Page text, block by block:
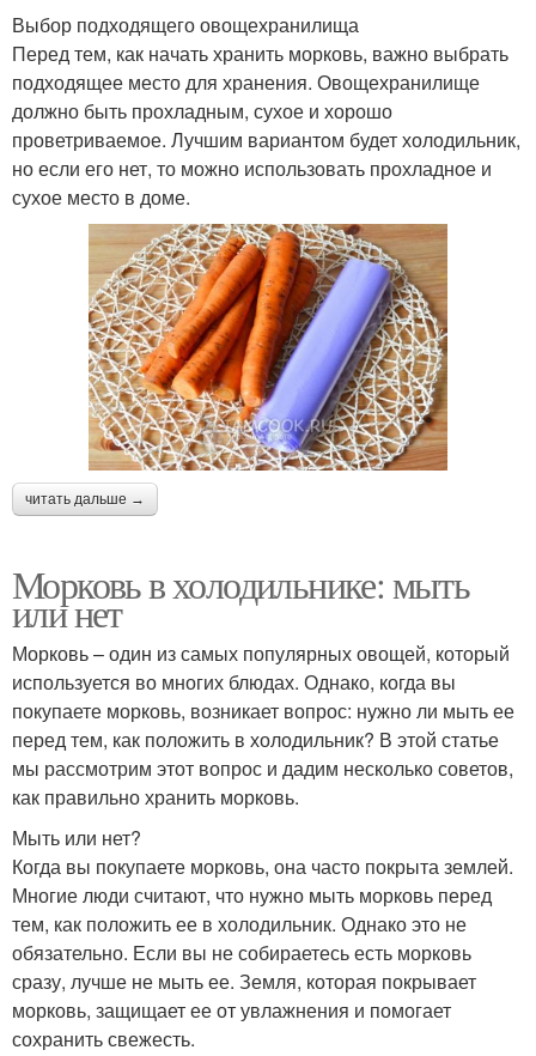
Выбор подходящего овощехранилища
Перед тем, как начать хранить морковь, важно выбрать
подходящее место для хранения. Овощехранилище
должно быть прохладным, сухое и хорошо
проветриваемое. Лучшим вариантом будет холодильник,
но если его нет, то можно использовать прохладное и
сухое место в доме.
читать дальше →
Морковь в холодильнике: мыть
или нет
Морковь – один из самых популярных овощей, который
используется во многих блюдах. Однако, когда вы
покупаете морковь, возникает вопрос: нужно ли мыть ее
перед тем, как положить в холодильник? В этой статье
мы рассмотрим этот вопрос и дадим несколько советов,
как правильно хранить морковь.
Мыть или нет?
Когда вы покупаете морковь, она часто покрыта землей.
Многие люди считают, что нужно мыть морковь перед
тем, как положить ее в холодильник. Однако это не
обязательно. Если вы не собираетесь есть морковь
сразу, лучше не мыть ее. Земля, которая покрывает
морковь, защищает ее от увлажнения и помогает
сохранить свежесть.